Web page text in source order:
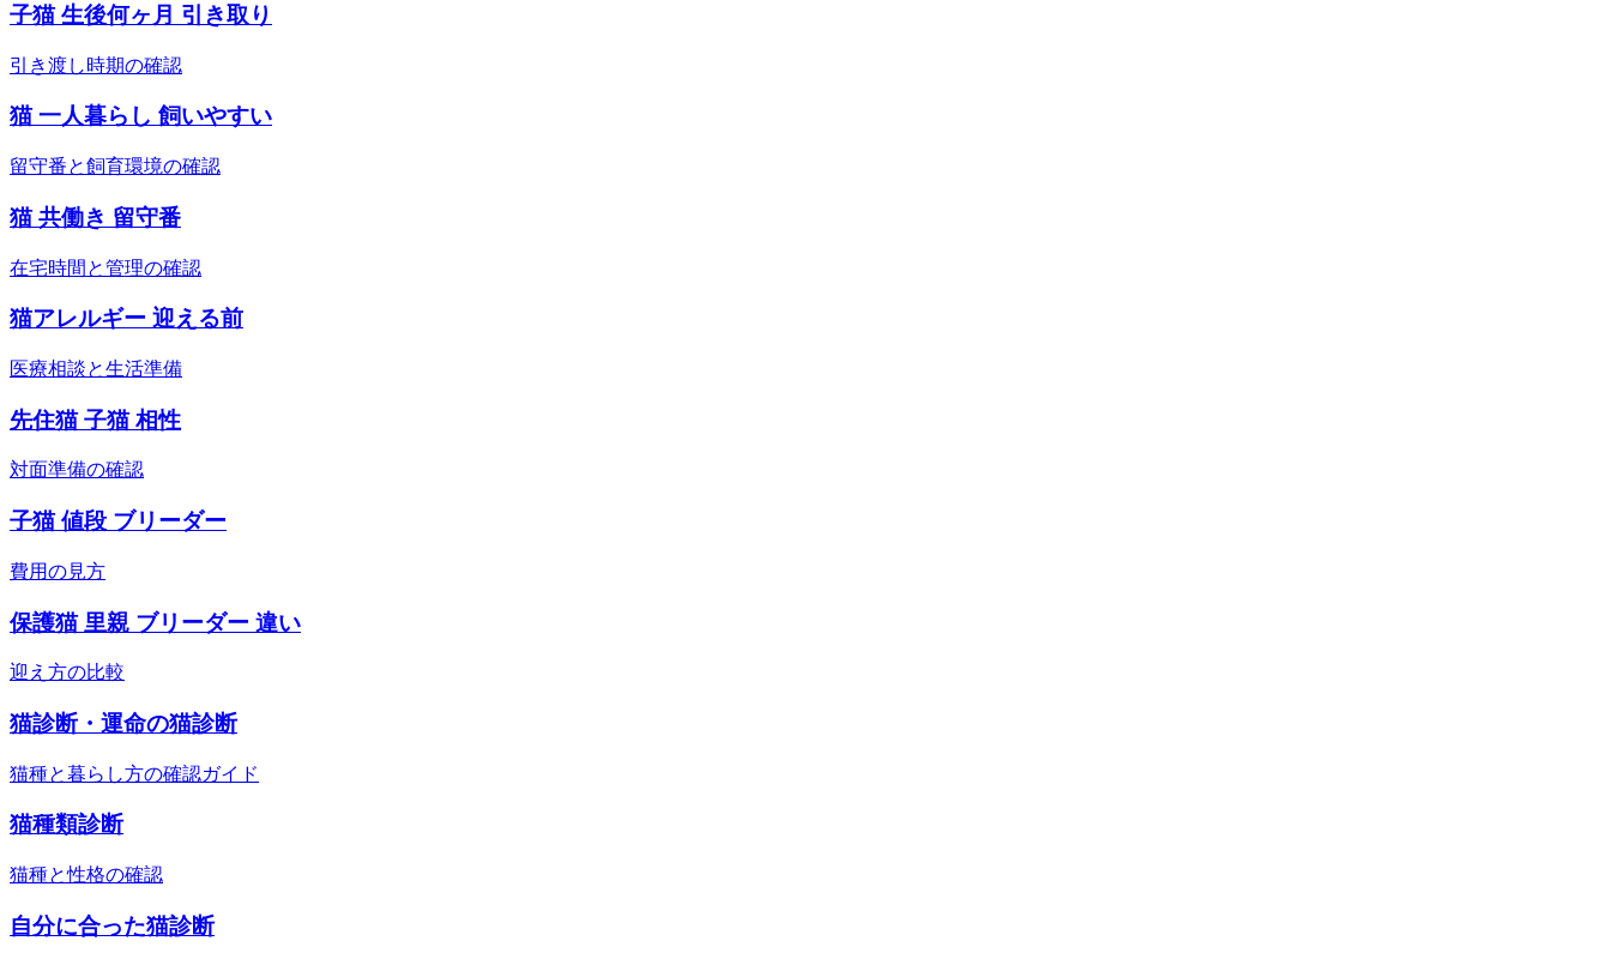
子猫 生後何ヶ月 引き取り
引き渡し時期の確認
猫 一人暮らし 飼いやすい
留守番と飼育環境の確認
猫 共働き 留守番
在宅時間と管理の確認
猫アレルギー 迎える前
医療相談と生活準備
先住猫 子猫 相性
対面準備の確認
子猫 値段 ブリーダー
費用の見方
保護猫 里親 ブリーダー 違い
迎え方の比較
猫診断・運命の猫診断
猫種と暮らし方の確認ガイド
猫種類診断
猫種と性格の確認
自分に合った猫診断